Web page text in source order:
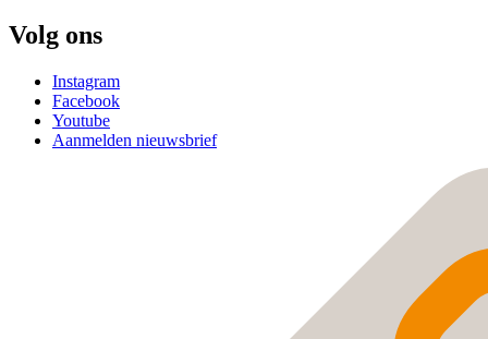
Volg ons
Instagram
Facebook
Youtube
Aanmelden nieuwsbrief